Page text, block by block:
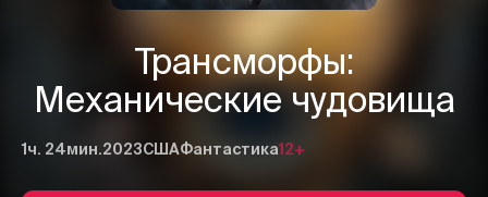
Трансморфы:
Механические чудовища
1ч. 24мин.2023СШАФантастика12+